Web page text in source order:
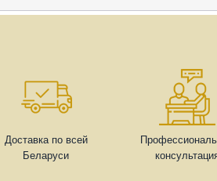
Доставка по всей
Беларуси